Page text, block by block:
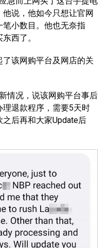
说，他如今只想让官网
小数目。他也无奈指
西了。
该网购平台及网店的关
情况，说该网购平台事后
退款程序，需要5天时
后再和大家Update后